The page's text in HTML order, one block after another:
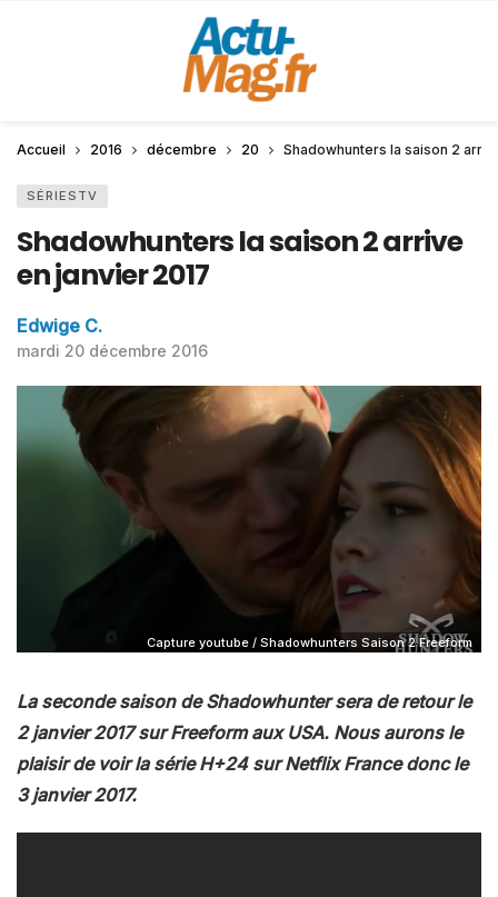
Accueil 2016 décembre 20 Shadowhunters la saison 2
SÉRIESTV
Shadowhunters la saison 2 arrive
en janvier 2017
Edwige C.
mardi 20 décembre 2016
Capture youtube / Shadowhunters Saison 2 Freeform
La seconde saison de Shadowhunter sera de retour le
2 janvier 2017 sur Freeform aux USA. Nous aurons le
plaisir de voir la série H+24 sur Netflix France donc le
3 janvier 2017.